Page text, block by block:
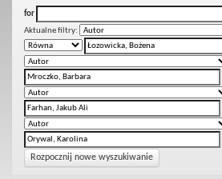
for
Aktualne filtry:
Rozpocznij nowe wyszukiwanie